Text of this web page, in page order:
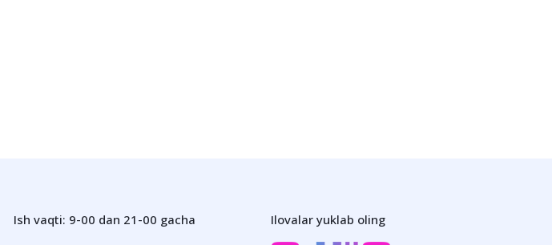
Ish vaqti: 9-00 dan 21-00 gacha Ilovalar yuklab oling